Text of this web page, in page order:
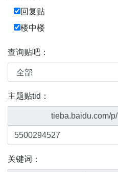
回复贴
楼中楼
查询贴吧：
主题贴tid：
tieba.baidu.com/p/
关键词：